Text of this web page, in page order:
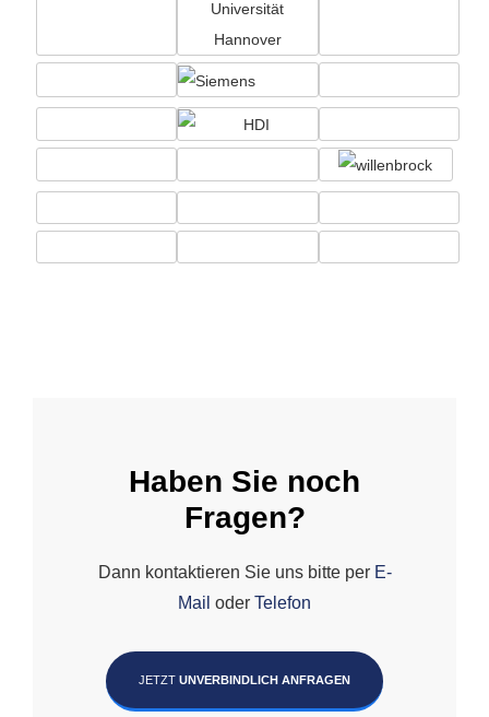
Haben Sie noch
Fragen?
Dann kontaktieren Sie uns bitte per E-
Mail oder Telefon
JETZT UNVERBINDLICH ANFRAGEN